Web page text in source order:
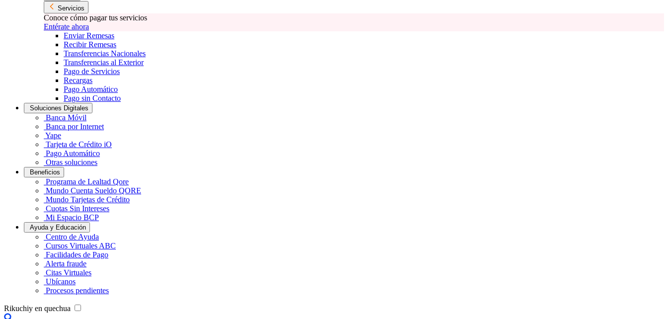
Servicios
Conoce cómo pagar tus servicios
Entérate ahora
Enviar Remesas
Recibir Remesas
Transferencias Nacionales
Transferencias al Exterior
Pago de Servicios
Recargas
Pago Automático
Pago sin Contacto
Soluciones Digitales
Banca Móvil
Banca por Internet
Yape
Tarjeta de Crédito iO
Pago Automático
Otras soluciones
Beneficios
Programa de Lealtad Qore
Mundo Cuenta Sueldo QORE
Mundo Tarjetas de Crédito
Cuotas Sin Intereses
Mi Espacio BCP
Ayuda y Educación
Centro de Ayuda
Cursos Virtuales ABC
Facilidades de Pago
Alerta fraude
Citas Virtuales
Ubícanos
Procesos pendientes
Rikuchiy en quechua